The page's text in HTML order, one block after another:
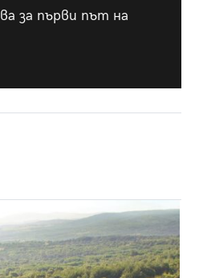
за първи път на